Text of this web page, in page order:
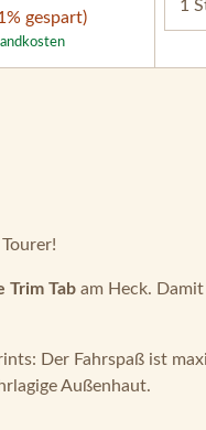
gespart)
Trim Tab am Heck.
Der Fahrspaß ist
Außenhaut.